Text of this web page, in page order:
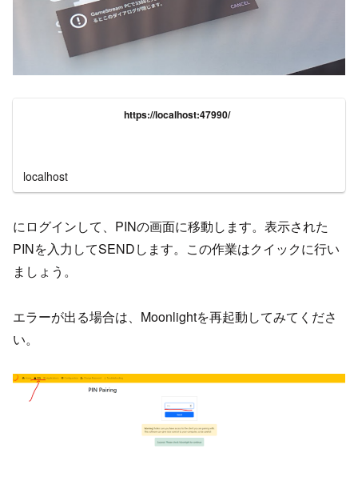
https://localhost:47990/
localhost
にログインして、PINの画面に移動します。表示された
PINを入力してSENDします。この作業はクイックに行い
ましょう。
エラーが出る場合は、Moonlightを再起動してみてくださ
い。